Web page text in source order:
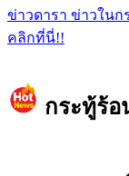
ข่าวดารา ข่าวในก
คลิกที่นี่!!
กระทู้ร้